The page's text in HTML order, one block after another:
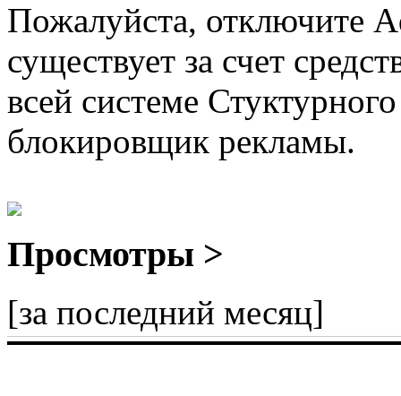
Пожалуйста, отключите
существует за счет
всей системе
блокировщик рекламы.
Просмотры >
[за последний месяц]